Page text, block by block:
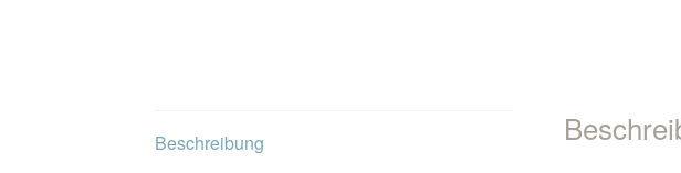
Beschreibung